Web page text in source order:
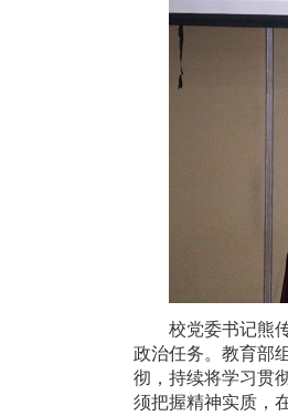
校党委书记熊
政治任务。教育部
彻，持续将学习贯
须把握精神实质，